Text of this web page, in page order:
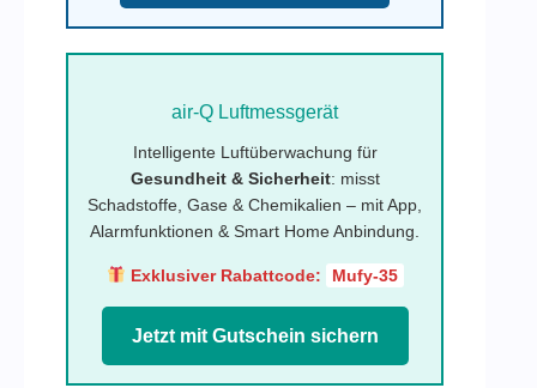
air-Q Luftmessgerät
Intelligente Luftüberwachung für
Gesundheit & Sicherheit: misst
Schadstoffe, Gase & Chemikalien – mit App,
Alarmfunktionen & Smart Home Anbindung.
Exklusiver Rabattcode: Mufy-35
Jetzt mit Gutschein sichern